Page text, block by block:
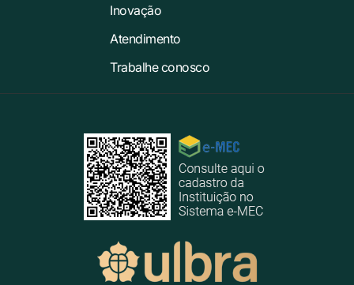
Inovação
Atendimento
Trabalhe conosco